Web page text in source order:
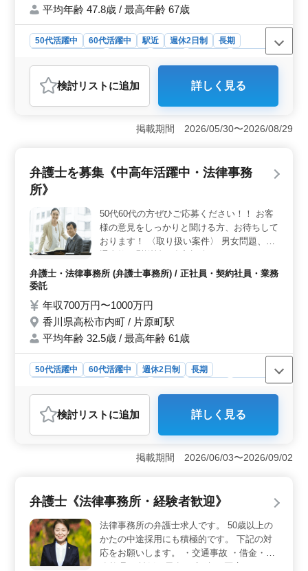
平均年齢 47.8歳 / 最高年齢 67歳
50代活躍中 60代活躍中 駅近 週休2日制
長期
業務委託
おすすめポイント
＜企業法務のエキスパート＞ 労働法やM&amp;A、会社
法、金融商品取引法など、企業法務に特化した案件に携
わる機会があります。経験豊富な方々が中高年で活躍し
リアを築きたい方に最適。法律事務所ならではの独自の
キャリアパスがあり、自身の専門分野を深めることがで
す。 ＜働きやすい環境＞ 駅近で通勤も便利で、残
業が少なく週休2日制を採用。地域密着型の勤務で、長期
的なキャリアを築ける環境が整っています。福利厚生も
充実しており安心して長く働けます。
検討リスト に追加 詳しく見る
掲載期間 2026/05/30〜2026/08/29
弁護士を募集《中高年活躍中・法律事務
所》
50代60代の方ぜひご応募ください！！ お客
様の意見をしっかりと聞ける方、お待ちして
おります！ 〈取り扱い案件〉 男女問題、交
弁護士・法律事務所 (弁護士事務所) / 正社員・契約社員・業務
委託
年収700万円〜1000万円
香川県高松市内町 / 片原町駅
平均年齢 32.5歳 / 最高年齢 61歳
50代活躍中 60代活躍中 週休2日制
長期
業務委託
おすすめポイント
＜中高年の弁護士募集＞ 香川県高松市内町にある法律
事務所では、50代や60代の方々が活躍できる環境を提供
しています。お客様の意見をしっかりと聞き、柔軟な対
り扱っています。 ＜充実の待遇と働きやすい環境
＞ 正社員、契約社員、業務委託の形態での雇用が可能
です。年収700万円〜1000万円という魅力的な給与や、
全額支給の通勤手当、福利厚生の充実など、働きやすい
環境を整えています。週休2日制で残業も少なめなので、
検討リスト に追加 詳しく見る
掲載期間 2026/06/03〜2026/09/02
弁護士《法律事務所・経験者歓迎》
法律事務所の弁護士求人です。 50歳以上の
かたの中途採用にも積極的です。 下記の対
応をお願いします。 ・交通事故 ・借金・債
務整理 ・離婚・男女 ・相続 ・医療 ・犯